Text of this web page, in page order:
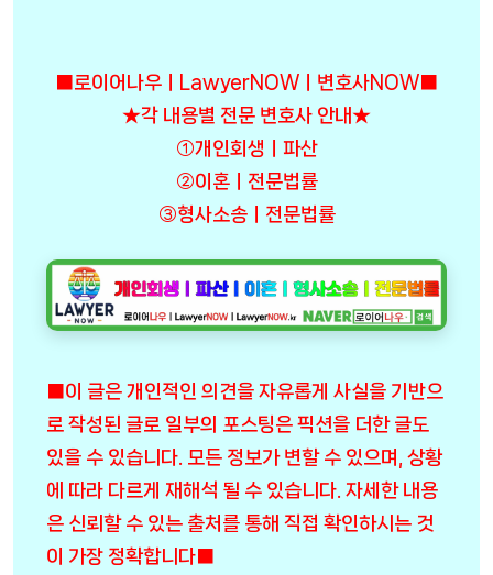
■로이어나우ㅣLawyerNOWㅣ변호사NOW■
★각 내용별 전문 변호사 안내★
①개인회생ㅣ파산
②이혼ㅣ전문법률
③형사소송ㅣ전문법률
■이 글은 개인적인 의견을 자유롭게 사실을 기반으
로 작성된 글로 일부의 포스팅은 픽션을 더한 글도
있을 수 있습니다. 모든 정보가 변할 수 있으며, 상황
에 따라 다르게 재해석 될 수 있습니다. 자세한 내용
은 신뢰할 수 있는 출처를 통해 직접 확인하시는 것
이 가장 정확합니다■